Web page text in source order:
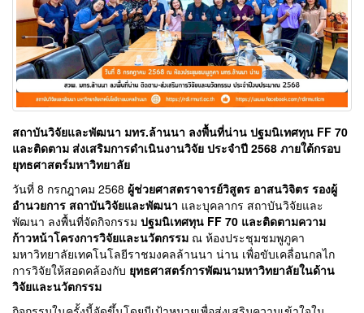
สถาบันวิจัยและพัฒนา มทร.ล้านนา ลงพื้นที่น่าน ปฐมนิเทศทุน FF 70
และติดตาม ส่งเสริมการดำเนินงานวิจัย ประจำปี 2568 ภายใต้กรอบ
ยุทธศาสตร์มหาวิทยาลัย
วันที่ 8 กรกฎาคม 2568 ผู้ช่วยศาสตราจารย์วิสูตร อาสนวิจิตร รองผู้
อำนวยการ สถาบันวิจัยและพัฒนา และบุคลากร สถาบันวิจัยและ
พัฒนา ลงพื้นที่จัดกิจกรรม ปฐมนิเทศทุน FF 70 และติดตามความ
ก้าวหน้าโครงการวิจัยและนวัตกรรม ณ ห้องประชุมชมพูภูคา
มหาวิทยาลัยเทคโนโลยีราชมงคลล้านนา น่าน เพื่อขับเคลื่อนกลไก
การวิจัยให้สอดคล้องกับ ยุทธศาสตร์การพัฒนามหาวิทยาลัยในด้าน
วิจัยและนวัตกรรม